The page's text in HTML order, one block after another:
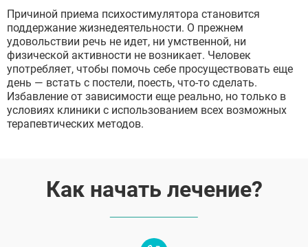
Причиной приема психостимулятора становится
поддержание жизнедеятельности. О прежнем
удовольствии речь не идет, ни умственной, ни
физической активности не возникает. Человек
употребляет, чтобы помочь себе просуществовать еще
день — встать с постели, поесть, что-то сделать.
Избавление от зависимости еще реально, но только в
условиях клиники с использованием всех возможных
терапевтических методов.
Как начать лечение?